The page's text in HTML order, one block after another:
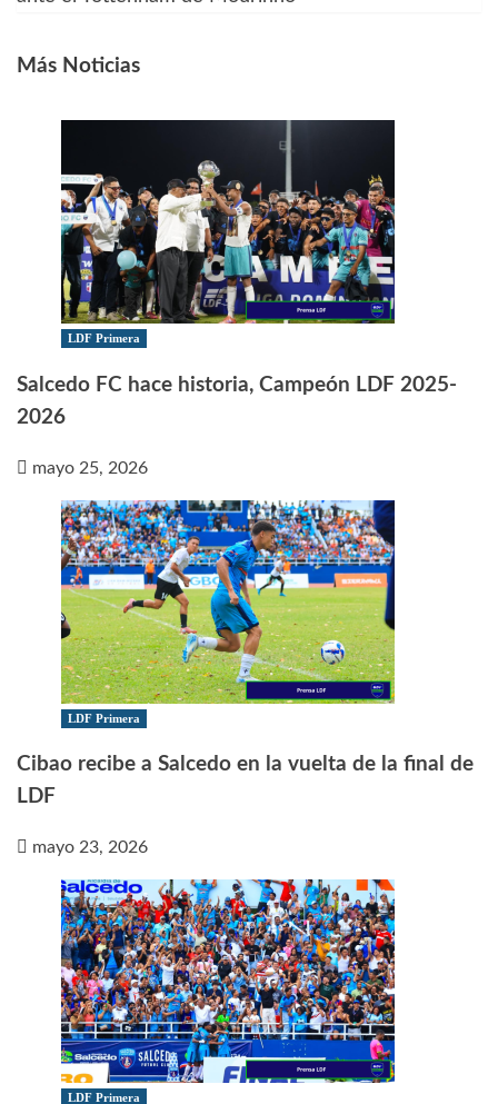
Más Noticias
LDF Primera
Salcedo FC hace historia, Campeón LDF 2025-
2026
mayo 25, 2026
LDF Primera
Cibao recibe a Salcedo en la vuelta de la final de
LDF
mayo 23, 2026
LDF Primera